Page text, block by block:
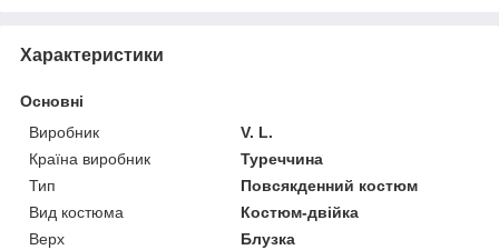
Характеристики
Основні
Виробник
V. L.
Країна виробник
Туреччина
Тип
Повсякденний костюм
Вид костюма
Костюм-двійка
Верх
Блузка